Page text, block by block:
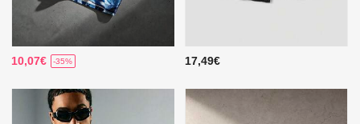
10,07€ -35% 17,49€